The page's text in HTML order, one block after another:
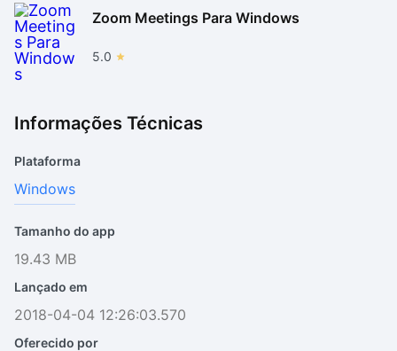
Zoom Meetings Para Windows
5.0
Informações Técnicas
Plataforma
Windows
Tamanho do app
19.43 MB
Lançado em
2018-04-04 12:26:03.570
Oferecido por